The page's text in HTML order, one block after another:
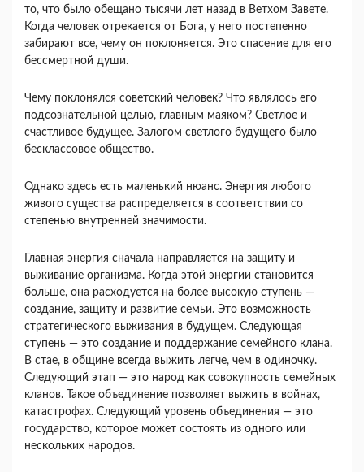
то, что было обещано тысячи лет назад в Ветхом Завете.
Когда человек отрекается от Бога, у него постепенно
забирают все, чему он поклоняется. Это спасение для его
бессмертной души.
Чему поклонялся советский человек? Что явля­лось его
подсознательной целью, главным маяком? Светлое и
счастливое будущее. Залогом светлого бу­дущего было
бесклассовое общество.
Однако здесь есть маленький нюанс. Энергия любого
живого существа распределяется в соответ­ствии со
степенью внутренней значимости.
Главная энергия сначала направляется на защиту и
выживание организма. Когда этой энергии стано­вится
больше, она расходуется на более высокую ступень —
создание, защиту и развитие семьи. Это возможность
стратегического выживания в будущем. Следующая
ступень — это создание и поддержание семейного клана.
В стае, в общине всегда выжить легче, чем в одиночку.
Следующий этап — это народ как совокупность семейных
кланов. Такое объедине­ние позволяет выжить в войнах,
катастрофах. Следу­ющий уровень объединения — это
государство, кото­рое может состоять из одного или
нескольких на­родов.